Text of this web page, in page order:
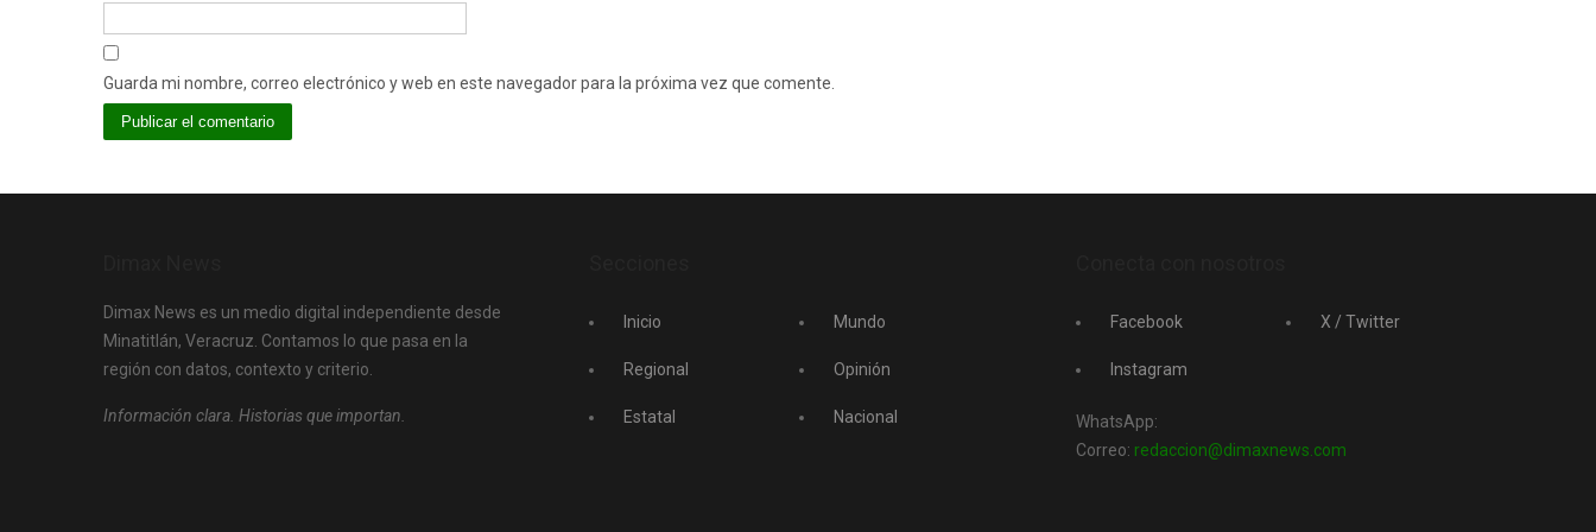
Guarda mi nombre, correo electrónico y web en este navegador para la próxima vez que comente.
Dimax News es un medio digital independiente desde
Minatitlán, Veracruz. Contamos lo que pasa en la
región con datos, contexto y criterio.
Información clara. Historias que importan.
Inicio
Regional
Estatal
Mundo
Opinión
Nacional
Facebook
Instagram
X / Twitter
WhatsApp:
Correo: redaccion@dimaxnews.com